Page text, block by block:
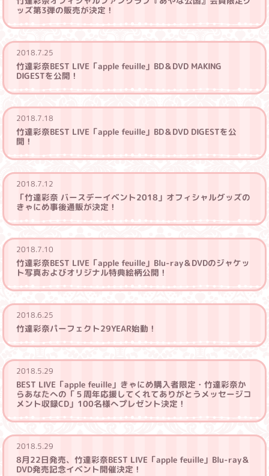
ッズ第3弾の販売が決定！
2018.7.25
竹達彩奈BEST LIVE「apple feuille」BD＆DVD MAKING
DIGESTを公開！
2018.7.18
竹達彩奈BEST LIVE「apple feuille」BD＆DVD DIGESTを公
開！
2018.7.12
「竹達彩奈 バースデーイベント2018」オフィシャルグッズの
きゃにめ事後通販が決定！
2018.7.10
竹達彩奈BEST LIVE「apple feuille」Blu-ray＆DVDのジャケッ
ト写真およびオリジナル特典絵柄公開！
2018.6.25
竹達彩奈パーフェクト29YEAR始動！
2018.5.29
BEST LIVE「apple feuille」きゃにめ購入者限定・竹達彩奈か
らあなたへの「５周年応援してくれてありがとうメッセージコ
メント収録CD」100名様へプレゼント決定！
2018.5.29
8月22日発売、竹達彩奈BEST LIVE「apple feuille」Blu-ray＆
DVD発売記念イベント開催決定！